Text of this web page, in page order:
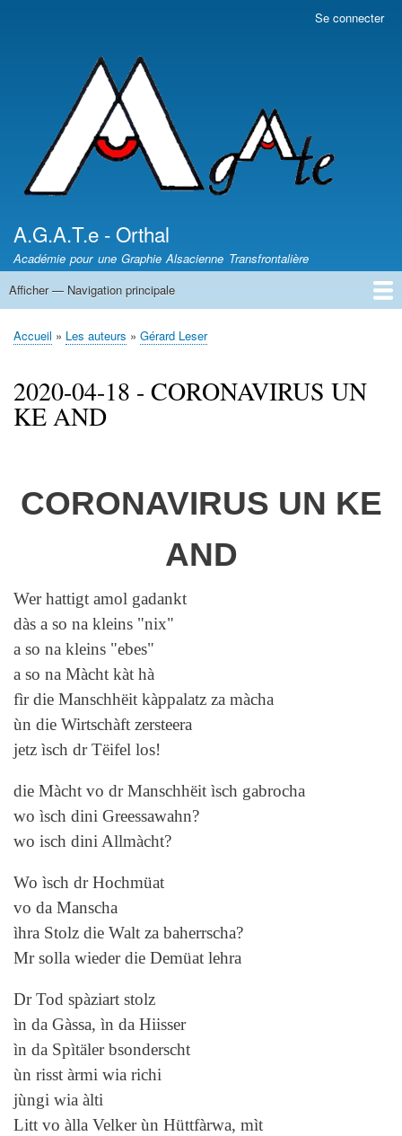
l'utilisateur
Se connecter
A.G.A.T.e - Orthal
Académie pour une Graphie Alsacienne Transfrontalière
Navigation
Afficher — Navigation principale
News - Nèikheit
DICTIONNAIRES /
Article de presse
Les auteurs
Sentiers des Poètes
Leçons d'Alsacien
Uf Elsassisch
Wortkaschtla
Qui somme nous ?
Fil
Accueil Les auteurs Gérard Leser
2020-04-18 - CORONAVIRUS UN
KE AND
CORONAVIRUS UN KE
AND
Wer hattigt amol gadankt
dàs a so na kleins "nix"
a so na kleins "ebes"
a so na Màcht kàt hà
fìr die Manschhëit kàppalatz za màcha
ùn die Wirtschàft zersteera
jetz ìsch dr Tëifel los!
die Màcht vo dr Manschhëit ìsch gabrocha
wo ìsch dini Greessawahn?
wo isch dini Allmàcht?
Wo ìsch dr Hochmüat
vo da Manscha
ìhra Stolz die Walt za baherrscha?
Mr solla wieder die Demüat lehra
Dr Tod spàziart stolz
ìn da Gàssa, ìn da Hiisser
ìn da Spìtäler bsonderscht
ùn risst àrmi wia richi
jùngi wia àlti
Litt vo àlla Velker ùn Hüttfàrwa, mìt